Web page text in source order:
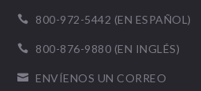
 800-972-5442 (EN ESPAÑOL)
 800-876-9880 (EN INGLÉS)
 ENVÍENOS UN CORREO